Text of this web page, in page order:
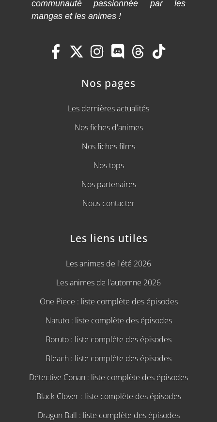
communauté passionnée par les
mangas et les animes !
Nos pages
Les dernières actualités
Nos fiches d'animes
Nos fiches films
Nos tops
Nos partenaires
Nous contacter
Les liens utiles
Les animes de l'été 2026
Les animes de l'automne 2026
One Piece : liste complète des épisodes
Naruto : liste complète des épisodes
Boruto : liste complète des épisodes
Bleach : liste complète des épisodes
Détective Conan : liste complète des épisodes
Black Clover : liste complète des épisodes
Dragon Ball : liste complète des épisodes